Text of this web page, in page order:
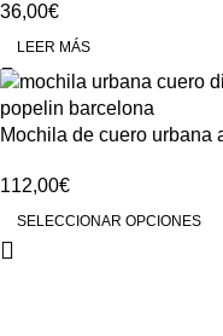
36,00€
LEER MÁS
Mochila de cuero urbana
112,00€
SELECCIONAR OPCIONES